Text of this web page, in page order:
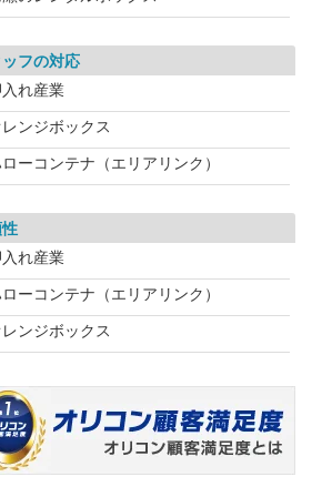
フの対応
れ産業
ンジボックス
ーコンテナ（エリアリンク）
れ産業
ーコンテナ（エリアリンク）
ンジボックス